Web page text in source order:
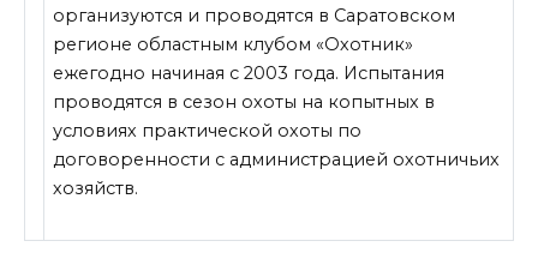
организуются и проводятся в Саратовском
регионе областным клубом «Охотник»
ежегодно начиная с 2003 года. Испытания
проводятся в сезон охоты на копытных в
условиях практической охоты по
договоренности с администрацией охотничьих
хозяйств.